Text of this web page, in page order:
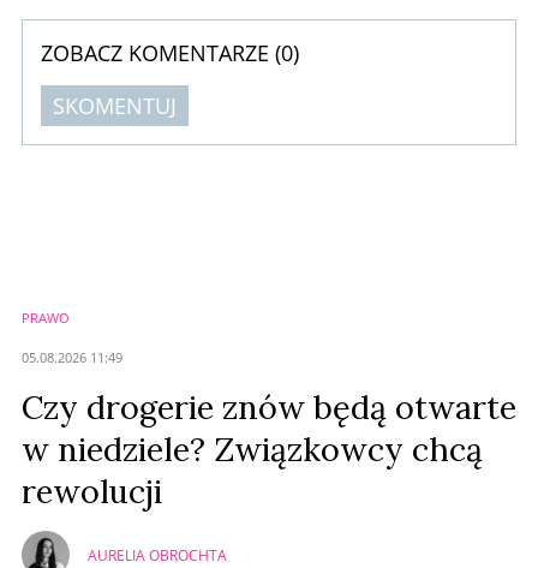
ZOBACZ KOMENTARZE (0)
SKOMENTUJ
PRAWO
05.08.2026 11:49
Czy drogerie znów będą otwarte
w niedziele? Związkowcy chcą
rewolucji
AURELIA OBROCHTA